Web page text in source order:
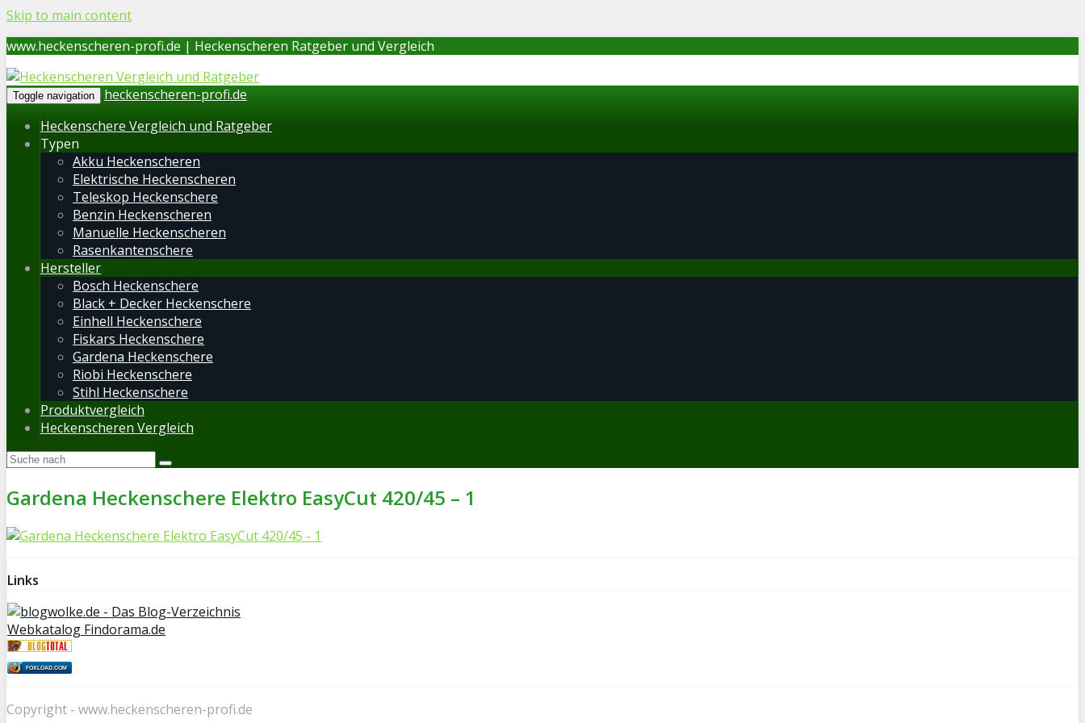
Skip to main content
www.heckenscheren-profi.de | Heckenscheren Ratgeber und Vergleich
Toggle navigation
heckenscheren-profi.de
Heckenschere Vergleich und Ratgeber
Typen
Akku Heckenscheren
Elektrische Heckenscheren
Teleskop Heckenschere
Benzin Heckenscheren
Manuelle Heckenscheren
Rasenkantenschere
Hersteller
Bosch Heckenschere
Black + Decker Heckenschere
Einhell Heckenschere
Fiskars Heckenschere
Gardena Heckenschere
Riobi Heckenschere
Stihl Heckenschere
Produktvergleich
Heckenscheren Vergleich
Gardena Heckenschere Elektro EasyCut 420/45 – 1
Links
Webkatalog Findorama.de
FOXLOAD.COM
Copyright - www.heckenscheren-profi.de